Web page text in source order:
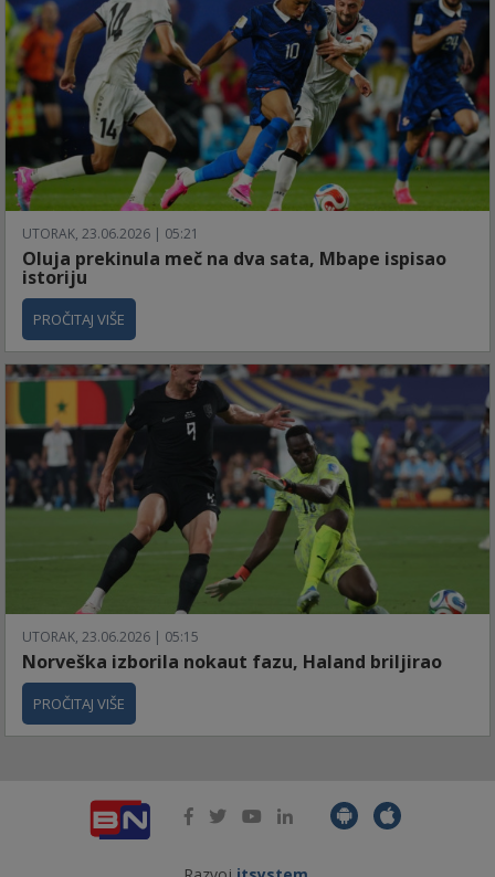
UTORAK, 23.06.2026 | 05:21
Oluja prekinula meč na dva sata, Mbape ispisao
istoriju
PROČITAJ VIŠE
UTORAK, 23.06.2026 | 05:15
Norveška izborila nokaut fazu, Haland briljirao
PROČITAJ VIŠE